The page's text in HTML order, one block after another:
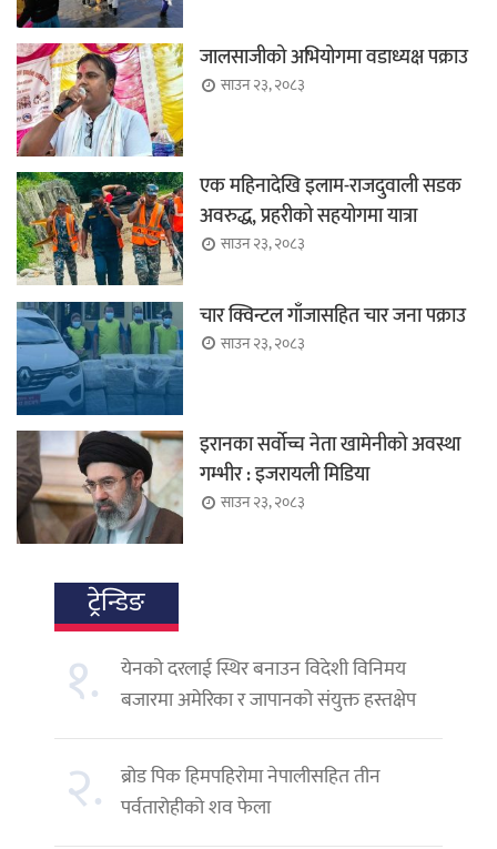
जालसाजीको अभियोगमा वडाध्यक्ष पक्राउ
साउन २३, २०८३
एक महिनादेखि इलाम-राजदुवाली सडक
अवरुद्ध, प्रहरीको सहयोगमा यात्रा
साउन २३, २०८३
चार क्विन्टल गाँजासहित चार जना पक्राउ
साउन २३, २०८३
इरानका सर्वोच्च नेता खामेनीको अवस्था
गम्भीर : इजरायली मिडिया
साउन २३, २०८३
ट्रेन्डिङ
१.
येनको दरलाई स्थिर बनाउन विदेशी विनिमय
बजारमा अमेरिका र जापानको संयुक्त हस्तक्षेप
२. ब्रोड पिक हिमपहिरोमा नेपालीसहित तीन
पर्वतारोहीको शव फेला